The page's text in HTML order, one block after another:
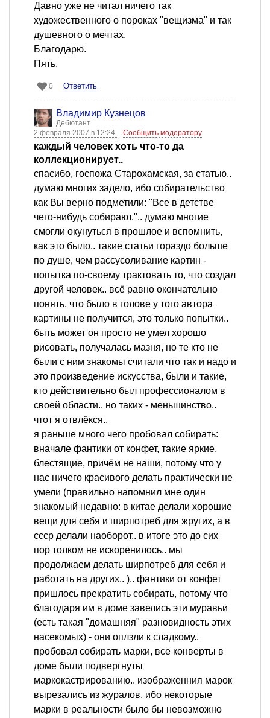
Давно уже не читал ничего так
художественного о пороках "вещизма" и так
душевного о мечтах.
Благодарю.
Пять.
0 Ответить
Владимир Кузнецов
Дебютант
2 февраля 2007 в 12:24
Сообщить модератору
каждый человек хоть что-то да
коллекционирует..
спасибо, госпожа Старохамская, за статью..
думаю многих задело, ибо собирательство
как Вы верно подметили: "Все в детстве
чего-нибудь собирают.".. думаю многие
смогли окунуться в прошлое и вспомнить,
как это было.. такие статьи гораздо больше
по душе, чем рассусоливание картин -
попытка по-своему трактовать то, что создал
другой человек.. всё равно окончательно
понять, что было в голове у того автора
картины не получится, это только попытки..
быть может он просто не умел хорошо
рисовать, получалась мазня, но те кто не
были с ним знакомы считали что так и надо и
это произведение искусства, были и такие,
кто действительно был профессионалом в
своей области.. но таких - меньшинство..
чтот я отвлёкся..
я раньше много чего пробовал собирать:
вначале фантики от конфет, такие яркие,
блестящие, причём не наши, потому что у
нас ничего красивого делать практически не
умели (правильно напомнил мне один
знакомый недавно: в китае делали хорошие
вещи для себя и ширпотреб для жругих, а в
ссср делали наоборот.. в итоге это до сих
пор толком не искоренилось.. мы
продолжаем делать ширпотреб для себя и
работать на других.. ).. фантики от конфет
пришлось прекратить собирать, потому что
благодаря им в доме завелись эти муравьи
(есть такая "домашняя" разновидность этих
насекомых) - они оплзли к сладкому..
пробовал собирать марки, все конверты в
доме были подвергнуты
маркокастрированию.. изображенния марок
вырезались из журалов, ибо некоторые
марки в реальности было бы невозможно